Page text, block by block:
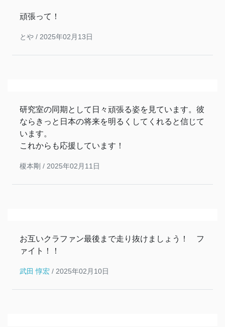
頑張って！
とや / 2025年02月13日
研究室の同期として日々頑張る姿を見ています。彼
ならきっと日本の将来を明るくしてくれると信じて
います。
これからも応援しています！
榎本剛 / 2025年02月11日
お互いクラファン最後まで走り抜けましょう！ フ
ァイト！！
武田 惇宏 / 2025年02月10日